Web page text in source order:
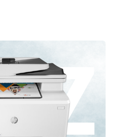
Z-ig: hogyan működik
lézer vs. tintasugaras
a lézernyomtatót
működik ez a
sorok több információt árulnak